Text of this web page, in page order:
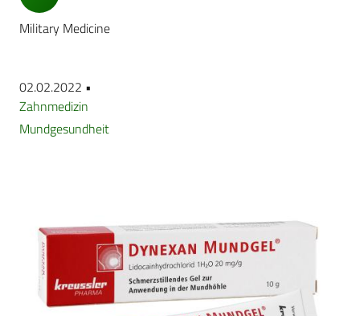
Military Medicine
02.02.2022 •
Zahnmedizin
Mundgesundheit